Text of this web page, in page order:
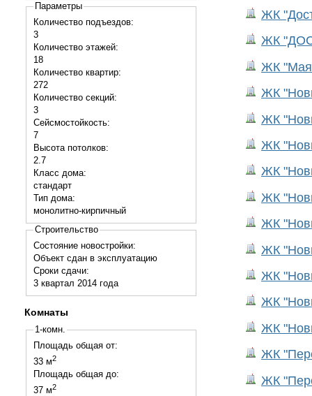
ЖК
ЖК
ЖК
ЖК
ЖК
ЖК
ЖК
ЖК
ЖК
ЖК
ЖК
ЖК
ЖК
ЖК
ЖК
Параметры
Количество подъездов:
3
Количество этажей:
18
Количество квартир:
272
Количество секций:
3
Сейсмостойкость:
7
Высота потолков:
2.7
Класс дома:
стандарт
Тип дома:
монолитно-кирпичный
Строительство
Состояние новостройки:
Объект сдан в эксплуатацию
Сроки сдачи:
3 квартал 2014года
Комнаты
1-комн.
Площадь общая от:
33 м2
Площадь общая до:
37 м2